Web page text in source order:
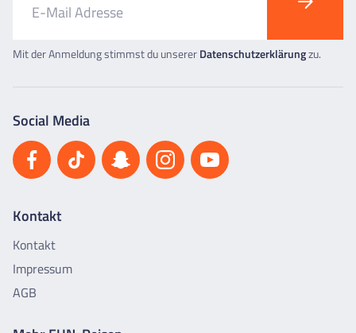
Mit der Anmeldung stimmst du unsererDatenschutzerklärungzu.
Social Media
Kontakt
Kontakt
Impressum
AGB